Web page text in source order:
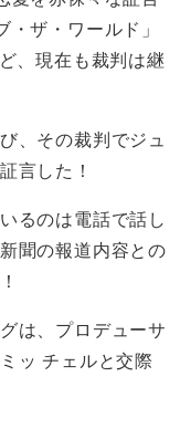
・ザ・ワールド」
、現在も裁判は継
、その裁判でジュ
言した！
るのは電話で話し
聞の報道内容との
は、プロデューサ
ッ チェルと交際